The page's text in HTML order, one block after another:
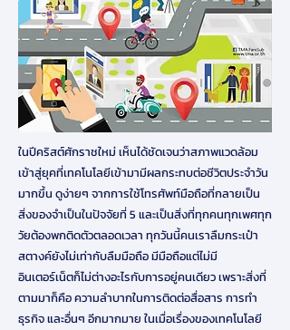
ในปีคริสต์ศักราชใหม่ เห็นได้ชัดเจนว่าสภาพแวดล้อม
เข้าสู่ยุคที่เทคโนโลยีเข้ามามีผลกระทบต่อชีวิตประจำวัน
มากขึ้น ดูง่ายๆ จากการใช้โทรศัพท์มือถือที่กลายเป็น
สิ่งของจำเป็นในปัจจัยที่ 5 และเป็นสิ่งที่ทุกคนทุกเพศทุก
วัยต้องพกติดตัวตลอดเวลา ทุกวันนี้คนเราลืมกระเป๋า
สตางค์ยังไม่เท่ากับลืมมือถือ มีมือถือแต่ไม่มี
อินเตอร์เน็ตก็ไม่ต่างอะไรกับการอยู่คนเดียว เพราะสิ่งที่
ตามมาก็คือ ความลำบากในการติดต่อสื่อสาร การทำ
ธุรกิจ และอื่นๆ อีกมากมาย ในเมื่อเรื่องของเทคโนโลยี